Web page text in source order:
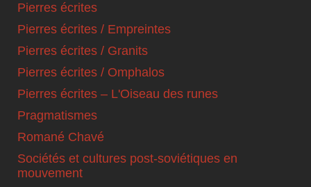
Pierres écrites
Pierres écrites / Empreintes
Pierres écrites / Granits
Pierres écrites / Omphalos
Pierres écrites – L'Oiseau des runes
Pragmatismes
Romané Chavé
Sociétés et cultures post-soviétiques en
mouvement